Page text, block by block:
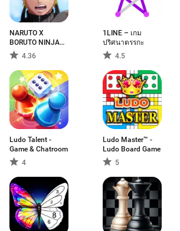
NARUTO X
BORUTO NINJA
VOLTAGE
4.36
1LINE – เกม
ปริศนาตรรกะ
4.5
Ludo Talent -
Game & Chatroom
4
Ludo Master™ -
Ludo Board Game
5